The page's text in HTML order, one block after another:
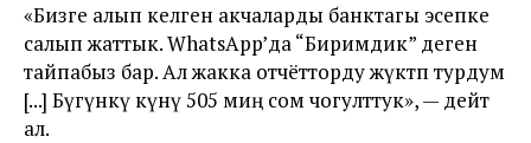
«Бизге алып келген акчаларды банктагы эсепке
салып жаттык. WhatsApp’да “Биримдик” деген
тайпабыз бар. Ал жакка отчётторду жүктөп турдум
[...] Бүгүнкү күнү 505 миң сом чогулттук», — дейт
ал.